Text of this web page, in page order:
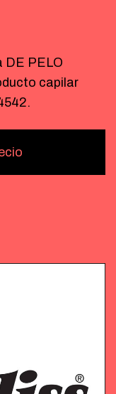
DE PELO
capilar